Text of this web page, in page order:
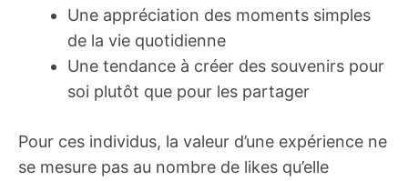
Une appréciation des moments simples
de la vie quotidienne
Une tendance à créer des souvenirs pour
soi plutôt que pour les partager
Pour ces individus, la valeur d’une expérience ne
se mesure pas au nombre de likes qu’elle